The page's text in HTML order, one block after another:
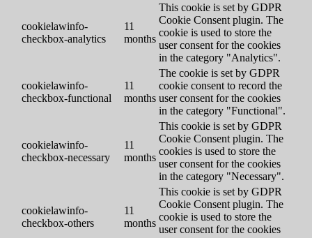
cookielawinfo-
checkbox-analytics
11
months
This cookie is set by GDPR
Cookie Consent plugin. The
cookie is used to store the
user consent for the cookies
in the category "Analytics".
cookielawinfo-
checkbox-functional
11
months
The cookie is set by GDPR
cookie consent to record the
user consent for the cookies
in the category "Functional".
cookielawinfo-
checkbox-necessary
11
months
This cookie is set by GDPR
Cookie Consent plugin. The
cookies is used to store the
user consent for the cookies
in the category "Necessary".
cookielawinfo-
checkbox-others
11
months
This cookie is set by GDPR
Cookie Consent plugin. The
cookie is used to store the
user consent for the cookies